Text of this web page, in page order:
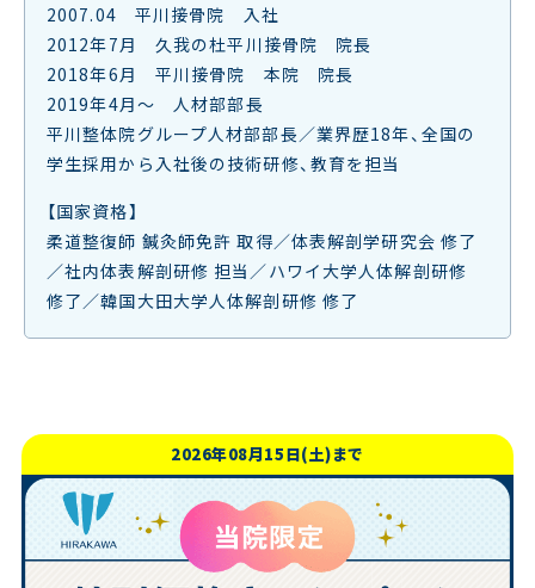
2007.04 平川接骨院 入社
2012年7月 久我の杜平川接骨院 院長
2018年6月 平川接骨院 本院 院長
2019年4月～ 人材部部長
平川整体院グループ人材部部長／業界歴18年、全国の
学生採用から入社後の技術研修、教育を担当
【国家資格】
柔道整復師 鍼灸師免許 取得／体表解剖学研究会 修了
／社内体表解剖研修 担当／ハワイ大学人体解剖研修
修了／韓国大田大学人体解剖研修 修了
2026年08月15日(土)まで